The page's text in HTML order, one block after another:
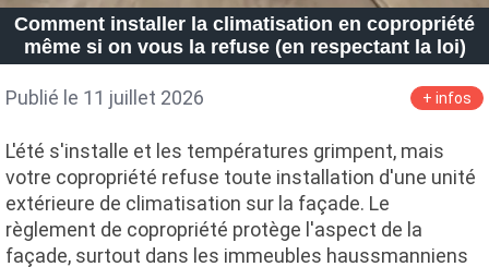
Comment installer la climatisation en copropriété
même si on vous la refuse (en respectant la loi)
Publié le 11 juillet 2026 + infos
L'été s'installe et les températures grimpent, mais
votre copropriété refuse toute installation d'une unité
extérieure de climatisation sur la façade. Le
règlement de copropriété protège l'aspect de la
façade, surtout dans les immeubles haussmanniens